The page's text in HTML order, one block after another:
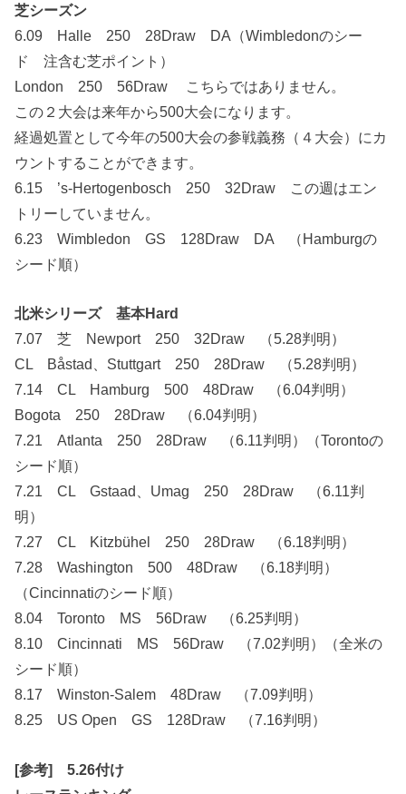
芝シーズン
6.09 Halle 250 28Draw DA（Wimbledonのシー
ド 注含む芝ポイント）
London 250 56Draw こちらではありません。
この２大会は来年から500大会になります。
経過処置として今年の500大会の参戦義務（４大会）にカ
ウントすることができます。
6.15 ’s-Hertogenbosch 250 32Draw この週はエン
トリーしていません。
6.23 Wimbledon GS 128Draw DA （Hamburgの
シード順）
北米シリーズ 基本Hard
7.07 芝 Newport 250 32Draw （5.28判明）
CL Båstad、Stuttgart 250 28Draw （5.28判明）
7.14 CL Hamburg 500 48Draw （6.04判明）
Bogota 250 28Draw （6.04判明）
7.21 Atlanta 250 28Draw （6.11判明）（Torontoの
シード順）
7.21 CL Gstaad、Umag 250 28Draw （6.11判
明）
7.27 CL Kitzbühel 250 28Draw （6.18判明）
7.28 Washington 500 48Draw （6.18判明）
（Cincinnatiのシード順）
8.04 Toronto MS 56Draw （6.25判明）
8.10 Cincinnati MS 56Draw （7.02判明）（全米の
シード順）
8.17 Winston-Salem 48Draw （7.09判明）
8.25 US Open GS 128Draw （7.16判明）
[参考] 5.26付け